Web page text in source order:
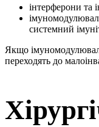
інтерферони та
системний
Якщо
переходять до